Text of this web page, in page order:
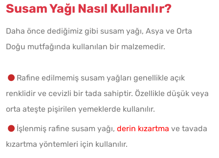
Susam Yağı Nasıl Kullanılır?
Daha önce dediğimiz gibi susam yağı, Asya ve Orta
Doğu mutfağında kullanılan bir malzemedir.
Rafine edilmemiş susam yağları genellikle açık
renklidir ve cevizli bir tada sahiptir. Özellikle düşük veya
orta ateşte pişirilen yemeklerde kullanılır.
İşlenmiş rafine susam yağı, derin kızartma ve tavada
kızartma yöntemleri için kullanılır.